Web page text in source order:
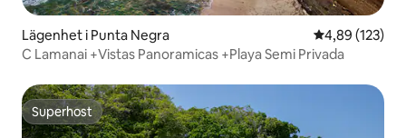
Lägenhet i Punta Negra 4,89 av 5 i
4,89 (123)
C Lamanai +Vistas Panoramicas +Playa Semi Privada
Superhost
Superhost